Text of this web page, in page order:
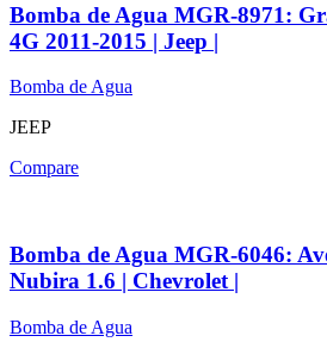
Bomba de Agua MGR-8971:
4G 2011-2015 | Jeep |
Bomba de Agua
JEEP
Compare
Bomba de Agua MGR-6046:
Nubira 1.6 | Chevrolet |
Bomba de Agua